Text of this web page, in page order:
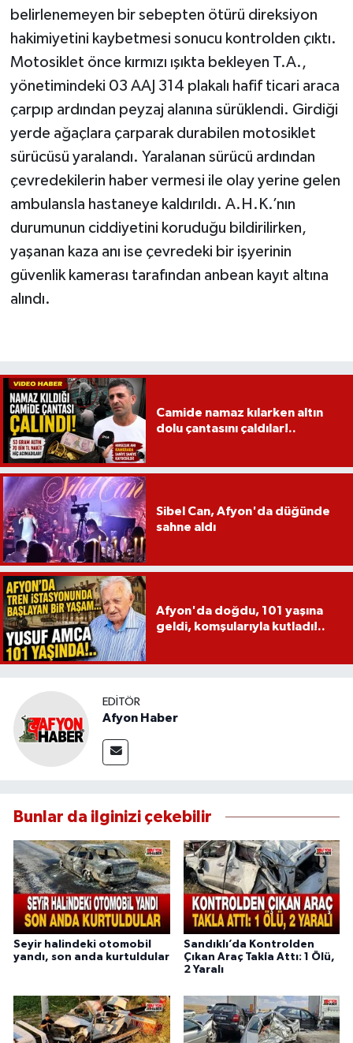
belirlenemeyen bir sebepten ötürü direksiyon
hakimiyetini kaybetmesi sonucu kontrolden çıktı.
Motosiklet önce kırmızı ışıkta bekleyen T.A.,
yönetimindeki 03 AAJ 314 plakalı hafif ticari araca
çarpıp ardından peyzaj alanına sürüklendi. Girdiği
yerde ağaçlara çarparak durabilen motosiklet
sürücüsü yaralandı. Yaralanan sürücü ardından
çevredekilerin haber vermesi ile olay yerine gelen
ambulansla hastaneye kaldırıldı. A.H.K.’nın
durumunun ciddiyetini koruduğu bildirilirken,
yaşanan kaza anı ise çevredeki bir işyerinin
güvenlik kamerası tarafından anbean kayıt altına
alındı.
Camide namaz kılarken altın
dolu çantasını çaldılar!..
Sibel Can, Afyon'da düğünde
sahne aldı
Afyon'da doğdu, 101 yaşına
geldi, komşularıyla kutladı!..
EDITÖR
Afyon Haber
Bunlar da ilginizi çekebilir
Seyir halindeki otomobil
yandı, son anda kurtuldular
Sandıklı’da Kontrolden
Çıkan Araç Takla Attı: 1 Ölü,
2 Yaralı